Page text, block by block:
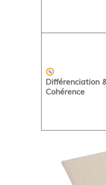
Différenciation
Cohérence